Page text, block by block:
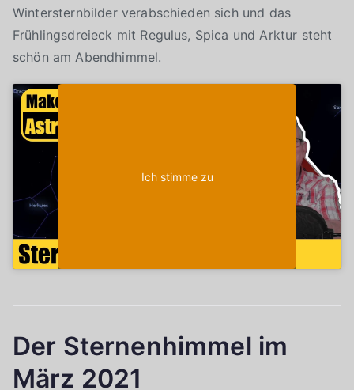
Wintersternbilder verabschieden sich und das
Frühlingsdreieck mit Regulus, Spica und Arktur steht
schön am Abendhimmel.
Ich stimme zu
Der Sternenhimmel im
März 2021